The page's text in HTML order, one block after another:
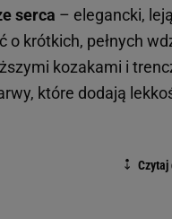
serca – elegancki,
o krótkich, pełnych
kozakami i
które dodają